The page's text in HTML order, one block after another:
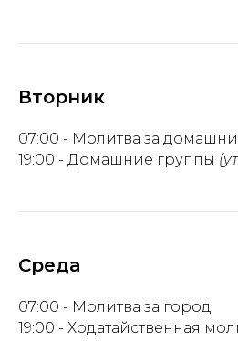
Вторник
07:00 - Молитва за
19:00 - Домашние группы
Среда
07:00 - Молитва за город
19:00 - Ходатайственная